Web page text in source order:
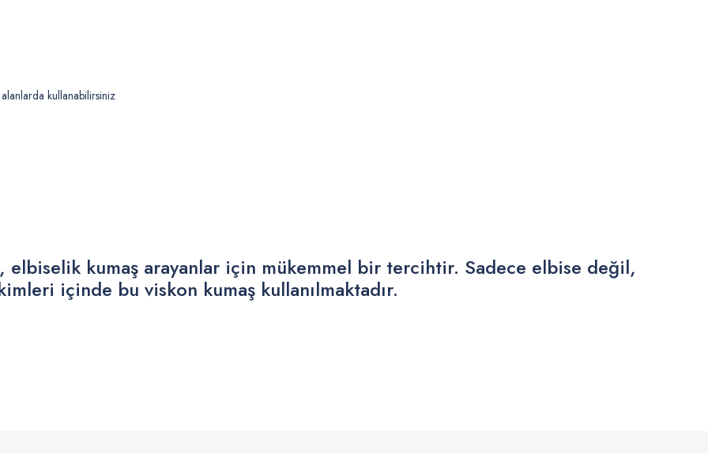
kullanabilirsiniz
elbiselik kumaş arayanlar için mükemmel bir tercihtir. Sadece elbise değil,
içinde bu viskon kumaş kullanılmaktadır.